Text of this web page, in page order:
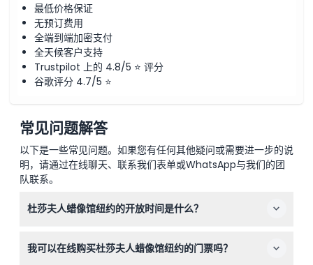
最低价格保证
无预订费用
全端到端加密支付
全天候客户支持
Trustpilot 上的 4.8/5 ⭐ 评分
谷歌评分 4.7/5 ⭐
常见问题解答
以下是一些常见问题。如果您有任何其他疑问或需要进一步的说
明，请通过在线聊天、联系我们表单或WhatsApp与我们的团
队联系。
杜莎夫人蜡像馆纽约的开放时间是什么？
下午6:00，周五和周六的开放时间为上午10:00至晚上
我可以在线购买杜莎夫人蜡像馆纽约的门票吗？